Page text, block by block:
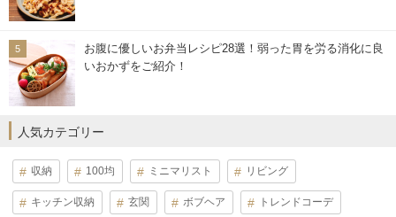
お腹に優しいお弁当レシピ28選！弱った胃を労る消化に良
いおかずをご紹介！
人気カテゴリー
収納 100均 ミニマリスト リビング
キッチン収納 玄関 ボブヘア トレンドコーデ